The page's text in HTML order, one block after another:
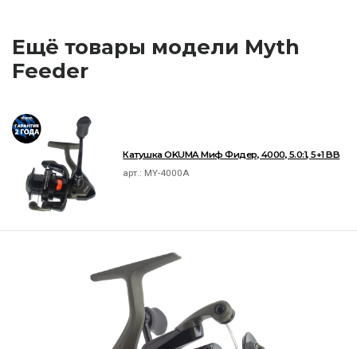
Ещё товары модели Myth
Feeder
Катушка OKUMA Миф Фидер, 4000, 5.0:1, 5+1 BB
арт.: MY-4000A